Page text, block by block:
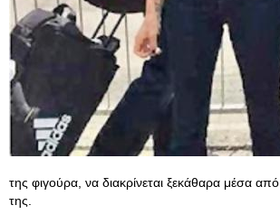
της φιγούρα, να διακρίνεται ξεκάθαρα μέσα
της.